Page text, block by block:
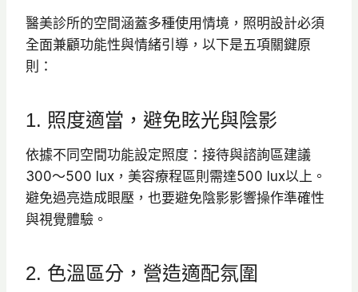
醫美診所的空間涵蓋多種使用情境，照明設計必須
全面兼顧功能性與情緒引導，以下是五項關鍵原
則：
1. 照度適當，避免眩光與陰影
依據不同空間功能設定照度：接待與諮詢區建議
300～500 lux，美容療程區則需達500 lux以上。
避免過亮造成眼壓，也要避免陰影影響操作準確性
與視覺體驗。
2. 色溫區分，營造適配氛圍